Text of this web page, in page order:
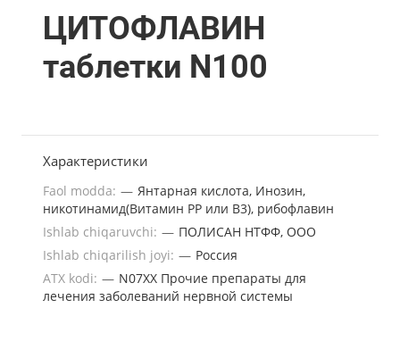
ЦИТОФЛАВИН
таблетки N100
Характеристики
Faol modda: — Янтарная кислота, Инозин,
никотинамид(Витамин РР или В3), рибофлавин
Ishlab chiqaruvchi: — ПОЛИСАН НТФФ, ООО
Ishlab chiqarilish joyi: — Россия
ATX kodi: — N07XX Прочие препараты для
лечения заболеваний нервной системы